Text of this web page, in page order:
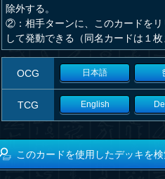
除外する。
②：相手ターンに、このカードをリ
して発動できる（同名カードは１
OCG 日本語
TCG English
このカードを使用したデッキを